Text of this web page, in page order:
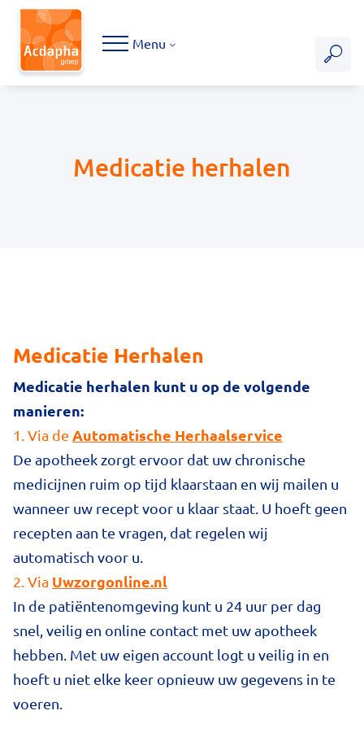
Hoofdmenu
Menu
Medicatie herhalen
Medicatie Herhalen
Medicatie herhalen kunt u op de volgende
manieren:
1. Via de Automatische Herhaalservice
De apotheek zorgt ervoor dat uw chronische
medicijnen ruim op tijd klaarstaan en wij mailen u
wanneer uw recept voor u klaar staat. U hoeft geen
recepten aan te vragen, dat regelen wij
automatisch voor u.
2. Via Uwzorgonline.nl
In de patiëntenomgeving kunt u 24 uur per dag
snel, veilig en online contact met uw apotheek
hebben. Met uw eigen account logt u veilig in en
hoeft u niet elke keer opnieuw uw gegevens in te
voeren.